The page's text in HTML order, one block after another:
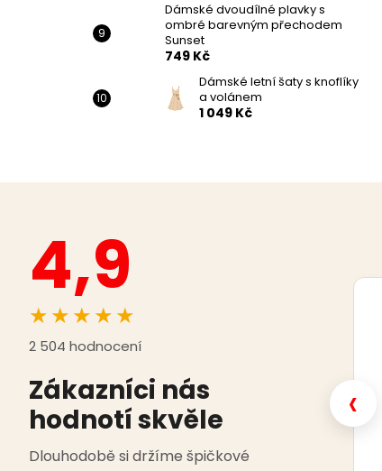
Dámské dvoudílné plavky s
ombré barevným přechodem
Sunset
749 Kč
Dámské letní šaty s knoflíky
a volánem
1 049 Kč
4,9
★★★★★
2 504 hodnocení
Zákazníci nás
hodnotí skvěle
Dlouhodobě si držíme špičkové
‹